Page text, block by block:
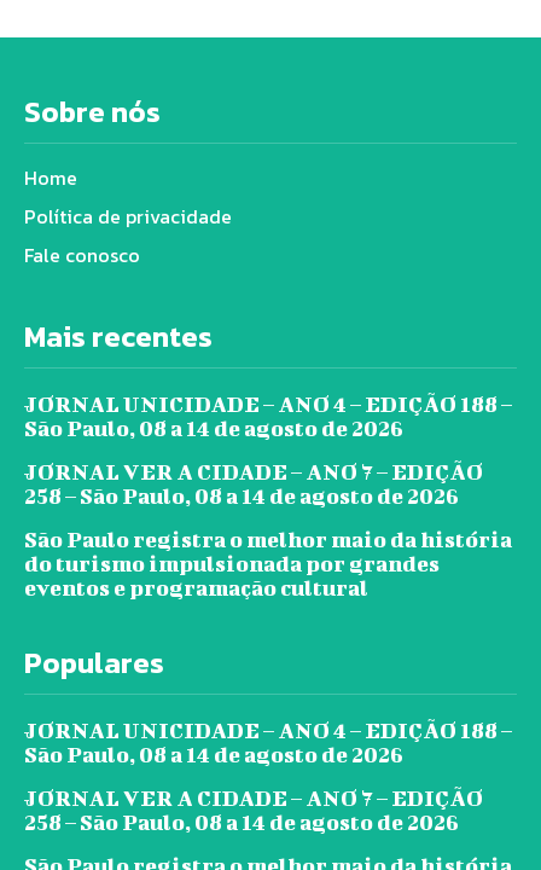
Sobre nós
Home
Política de privacidade
Fale conosco
Mais recentes
JORNAL UNICIDADE – ANO 4 – EDIÇÃO 188 –
São Paulo, 08 a 14 de agosto de 2026
JORNAL VER A CIDADE – ANO 7 – EDIÇÃO
258 – São Paulo, 08 a 14 de agosto de 2026
São Paulo registra o melhor maio da história
do turismo impulsionada por grandes
eventos e programação cultural
Populares
JORNAL UNICIDADE – ANO 4 – EDIÇÃO 188 –
São Paulo, 08 a 14 de agosto de 2026
JORNAL VER A CIDADE – ANO 7 – EDIÇÃO
258 – São Paulo, 08 a 14 de agosto de 2026